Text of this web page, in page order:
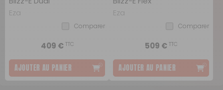
Eza
Comparer
409 €TTC
AJOUTER AU PANIER
Eza
Comparer
509 €TTC
AJOUTER AU PANIER